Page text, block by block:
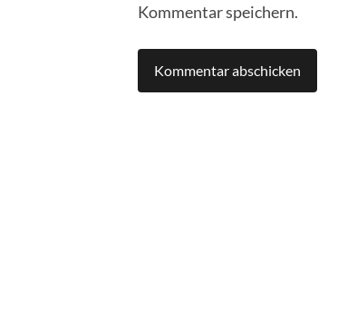
Kommentar speichern.